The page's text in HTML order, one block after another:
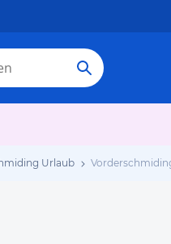
Urlaub